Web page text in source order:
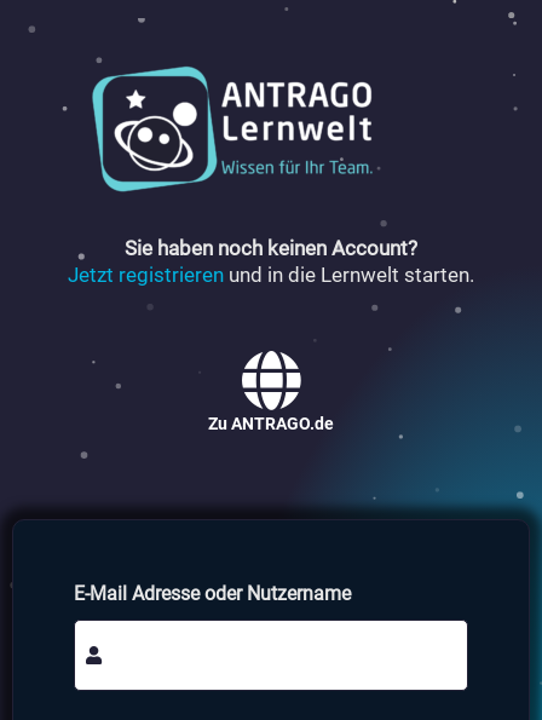
Inhalt
Sie haben noch keinen Account?
Jetzt registrieren und in die Lernwelt starten.
Zu ANTRAGO.de
E-Mail Adresse oder Nutzername